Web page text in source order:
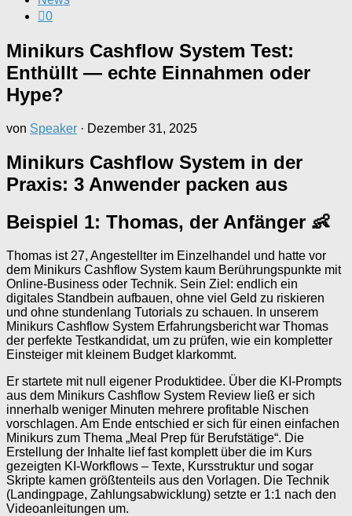
0
Minikurs Cashflow System Test:
Enthüllt — echte Einnahmen oder
Hype?
von Speaker · Dezember 31, 2025
Minikurs Cashflow System in der
Praxis: 3 Anwender packen aus
Beispiel 1: Thomas, der Anfänger 👶
Thomas ist 27, Angestellter im Einzelhandel und hatte vor
dem Minikurs Cashflow System kaum Berührungspunkte mit
Online-Business oder Technik. Sein Ziel: endlich ein
digitales Standbein aufbauen, ohne viel Geld zu riskieren
und ohne stundenlang Tutorials zu schauen. In unserem
Minikurs Cashflow System Erfahrungsbericht war Thomas
der perfekte Testkandidat, um zu prüfen, wie ein kompletter
Einsteiger mit kleinem Budget klarkommt.
Er startete mit null eigener Produktidee. Über die KI-Prompts
aus dem Minikurs Cashflow System Review ließ er sich
innerhalb weniger Minuten mehrere profitable Nischen
vorschlagen. Am Ende entschied er sich für einen einfachen
Minikurs zum Thema „Meal Prep für Berufstätige“. Die
Erstellung der Inhalte lief fast komplett über die im Kurs
gezeigten KI-Workflows – Texte, Kursstruktur und sogar
Skripte kamen größtenteils aus den Vorlagen. Die Technik
(Landingpage, Zahlungsabwicklung) setzte er 1:1 nach den
Videoanleitungen um.